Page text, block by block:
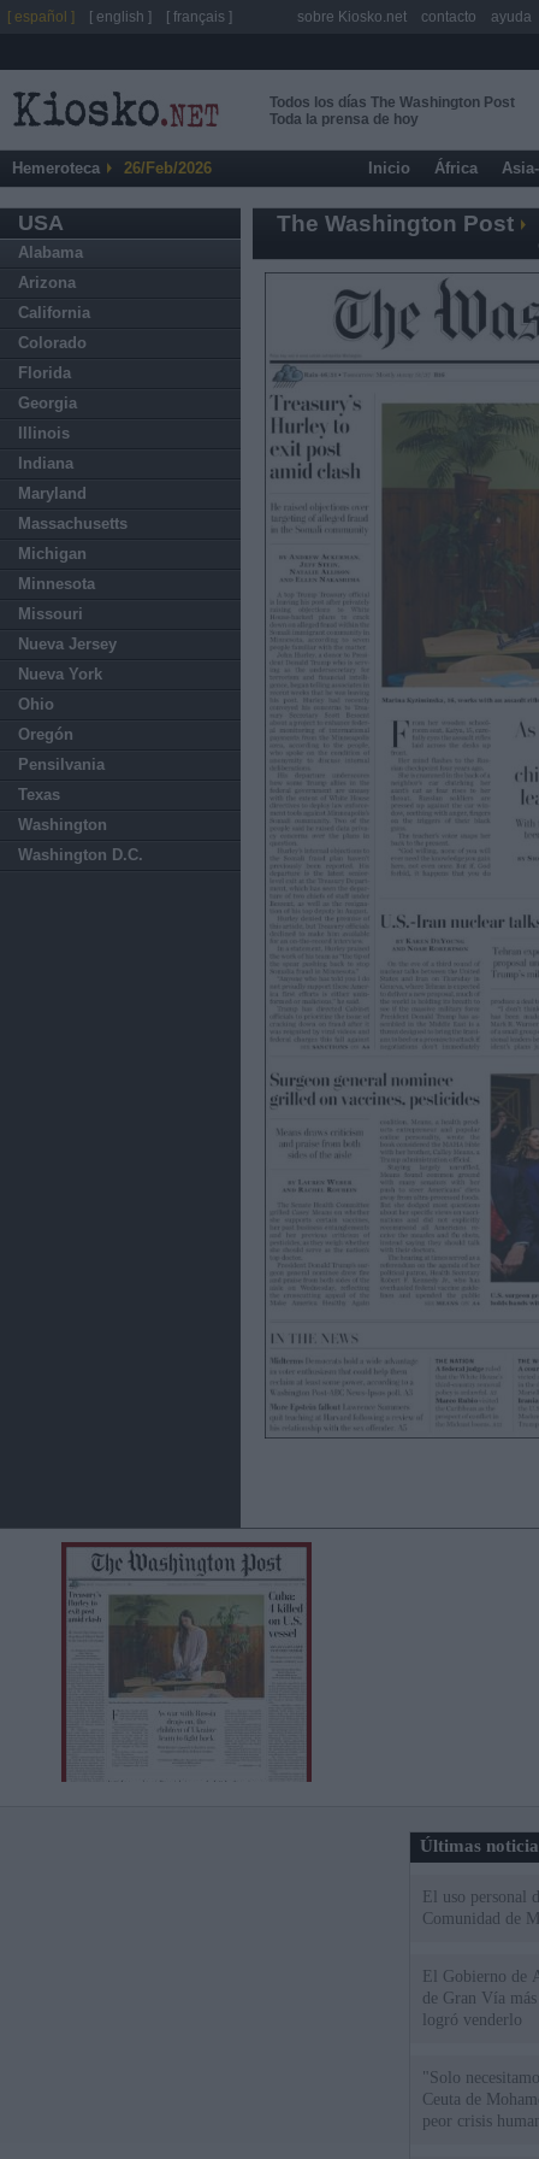
Todos los días The Washington Post
Toda la prensa de hoy
Hemeroteca 26/Feb/2026 Inicio África
USA
Alabama
Arizona
California
Colorado
Florida
Georgia
Illinois
Indiana
Maryland
Massachusetts
Michigan
Minnesota
Missouri
Nueva Jersey
Nueva York
Ohio
Oregón
Pensilvania
Texas
Washington
Washington D.C.
The Washington Post
Últimas
El uso personal
Comunidad de
El Gobierno de
de Gran Vía
logró venderlo
"Solo
Ceuta de
peor crisis
[ español ] [ english ] [ français ] sobre Kiosko.net contacto ayuda